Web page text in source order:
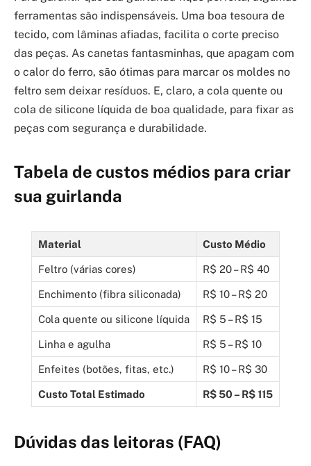
ferramentas são indispensáveis. Uma boa tesoura de
tecido, com lâminas afiadas, facilita o corte preciso
das peças. As canetas fantasminhas, que apagam com
o calor do ferro, são ótimas para marcar os moldes no
feltro sem deixar resíduos. E, claro, a cola quente ou
cola de silicone líquida de boa qualidade, para fixar as
peças com segurança e durabilidade.
Tabela de custos médios para criar
sua guirlanda
Material Custo Médio
Feltro (várias cores) R$ 20 – R$ 40
Enchimento (fibra siliconada) R$ 10 – R$ 20
Cola quente ou silicone líquida R$ 5 – R$ 15
Linha e agulha R$ 5 – R$ 10
Enfeites (botões, fitas, etc.) R$ 10 – R$ 30
Custo Total Estimado R$ 50 – R$ 115
Dúvidas das leitoras (FAQ)